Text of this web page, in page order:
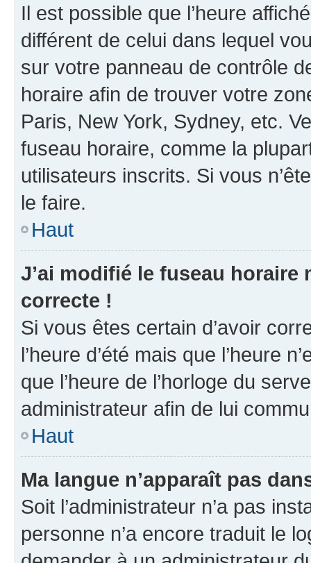
Il est possible que l’heure
différent de celui dans lequel
sur votre panneau de contrôle
horaire afin de trouver votre
Paris, New York, Sydney, etc.
fuseau horaire, comme la
utilisateurs inscrits. Si vous
le faire.
Haut
J’ai modifié le fuseau horaire
correcte !
Si vous êtes certain d’avoir
l’heure d’été mais que l’heure
que l’heure de l’horloge du
administrateur afin de lui
Haut
Ma langue n’apparaît pas
Soit l’administrateur n’a pas
personne n’a encore traduit le